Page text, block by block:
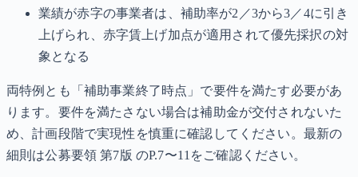
業績が赤字の事業者は、補助率が2／3から3／4に引き
上げられ、赤字賃上げ加点が適用されて優先採択の対
象となる
両特例とも「補助事業終了時点」で要件を満たす必要があ
ります。要件を満たさない場合は補助金が交付されないた
め、計画段階で実現性を慎重に確認してください。最新の
細則は公募要領 第7版 のP.7〜11をご確認ください。